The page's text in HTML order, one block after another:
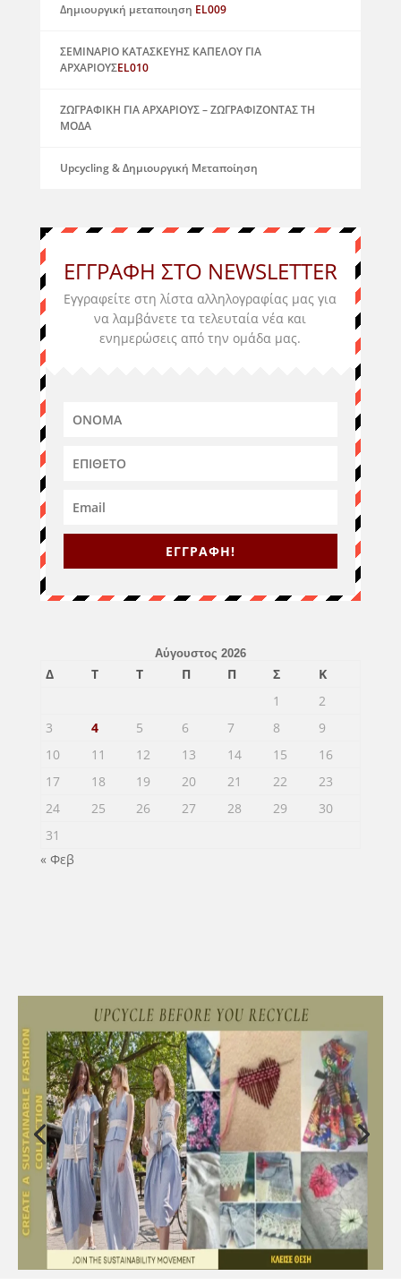
Δημιουργική μεταποιηση EL009
ΣΕΜΙΝΑΡΙΟ ΚΑΤΑΣΚΕΥΗΣ ΚΑΠΕΛΟΥ ΓΙΑ
ΑΡΧΑΡΙΟΥΣEL010
ΖΩΓΡΑΦΙΚΗ ΓΙΑ ΑΡΧΑΡΙΟΥΣ – ΖΩΓΡΑΦΙΖΟΝΤΑΣ ΤΗ
ΜΟΔΑ
Upcycling & Δημιουργική Μεταποίηση
ΕΓΓΡΑΦΗ ΣΤΟ NEWSLETTER
Εγγραφείτε στη λίστα αλληλογραφίας μας για
να λαμβάνετε τα τελευταία νέα και
ενημερώσεις από την ομάδα μας.
ΕΓΓΡΑΦΗ!
Αύγουστος 2026
Δ Τ Τ Π Π Σ
Κ
1
2
3
4 5 6 7 8
9
10
11 12 13 14 15
16
17
18 19 20 21 22
23
24
25 26 27 28 29
30
31
« Φεβ